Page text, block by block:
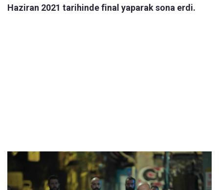
Haziran 2021 tarihinde final yaparak sona erdi.